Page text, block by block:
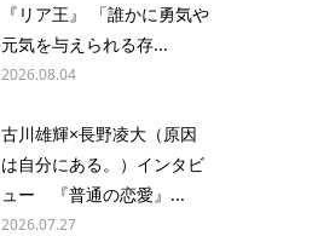
『リア王』 「誰かに勇気や
元気を与えられる存...
2026.08.04
古川雄輝×長野凌大（原因
は自分にある。）インタビ
ュー 『普通の恋愛』...
2026.07.27